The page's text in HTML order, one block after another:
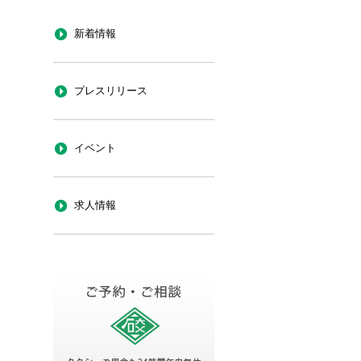
新着情報
プレスリリース
イベント
求人情報